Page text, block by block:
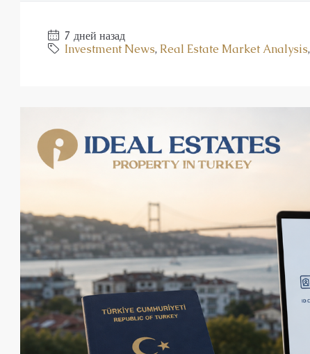
7 дней назад
Investment News, Real Estate Market Analysis,